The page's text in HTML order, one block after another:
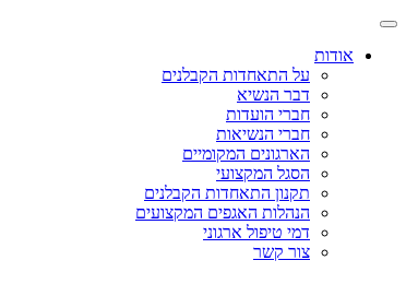
אודות
על התאחדות הקבלנים
דבר הנשיא
חברי הועדות
חברי הנשיאות
הארגונים המקומיים
הסגל המקצועי
תקנון התאחדות הקבלנים
הנהלות האגפים המקצועים
דמי טיפול ארגוני
צור קשר